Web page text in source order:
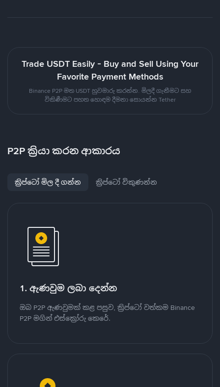
Trade USDT Easily - Buy and Sell Using Your
Favorite Payment Methods
Binance P2P මත USDT හුවමාරු කරන්න. මිලදී ගැනීමට සහ
විකිණීමට පහත හොඳම දීමනා සොයන්න Tether
P2P ක්‍රියා කරන ආකාරය
ක්‍රිප්ටෝ මිල දී ගන්න ක්‍රිප්ටෝ විකුණන්න
1. ඇණවුම ලබා දෙන්න
ඔබ P2P ඇණවුමක් කළ පසුව, ක්‍රිප්ටෝ වත්කම Binance
P2P මගින් එස්ක්‍රෝරු කෙරේ.